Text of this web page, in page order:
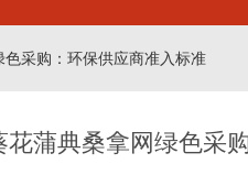
采购：环保供应商准入标准
花蒲典桑拿网绿色采